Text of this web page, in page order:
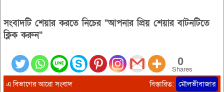
সংবাদটি শেয়ার করতে নিচের “আপনার প্রিয় শেয়ার বাটনটিতে
ক্লিক করুন”
0
Shares
এ বিভাগের আরো সংবাদ বিস্তারিত: মৌলভীবাজার